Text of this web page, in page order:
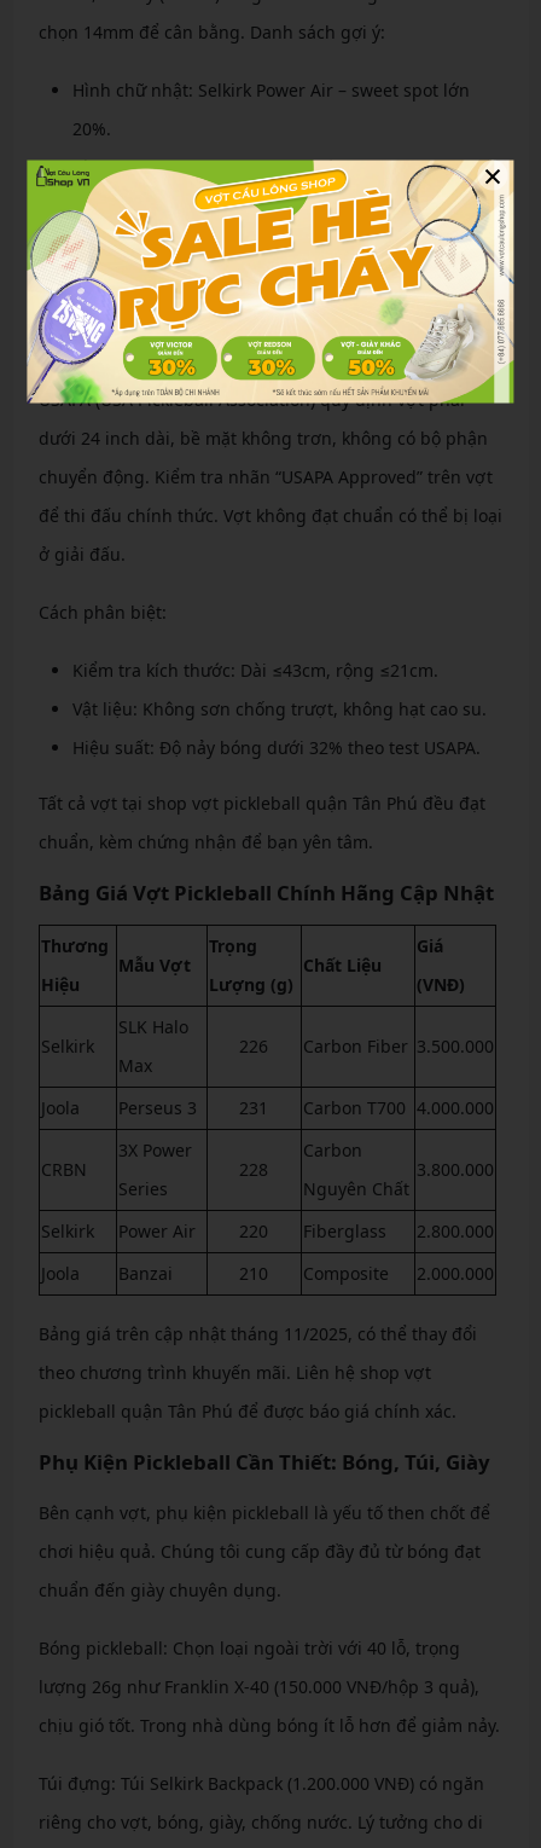
chọn 14mm để cân bằng. Danh sách gợi ý:
Hình chữ nhật: Selkirk Power Air – sweet spot lớn
20%.
Hình teardrop: CRBN 3X – lực đánh mạnh 15%.
Kết hợp: Joola Scorpheus – đa năng cho sân
trong/ngoài.
Thử vung vợt tại cửa hàng để cảm nhận sự khác biệt.
Phân Biệt Vợt Đạt Tiêu Chuẩn USAPA
USAPA (USA Pickleball Association) quy định vợt phải
dưới 24 inch dài, bề mặt không trơn, không có bộ phận
chuyển động. Kiểm tra nhãn “USAPA Approved” trên vợt
để thi đấu chính thức. Vợt không đạt chuẩn có thể bị loại
ở giải đấu.
Cách phân biệt:
Kiểm tra kích thước: Dài ≤43cm, rộng ≤21cm.
Vật liệu: Không sơn chống trượt, không hạt cao su.
Hiệu suất: Độ nảy bóng dưới 32% theo test USAPA.
Tất cả vợt tại shop vợt pickleball quận Tân Phú đều đạt
chuẩn, kèm chứng nhận để bạn yên tâm.
Bảng Giá Vợt Pickleball Chính Hãng Cập Nhật
Thương
Hiệu
Mẫu Vợt
Trọng
Lượng (g)
Chất Liệu
Giá
(VNĐ)
Selkirk
SLK Halo
Max
226 Carbon Fiber 3.500.000
Joola Perseus 3 231 Carbon T700 4.000.000
CRBN
3X Power
Series
228
Carbon
Nguyên Chất
3.800.000
Selkirk Power Air 220 Fiberglass
2.800.000
Joola
Banzai 210 Composite 2.000.000
Bảng giá trên cập nhật tháng 11/2025, có thể thay đổi
theo chương trình khuyến mãi. Liên hệ shop vợt
pickleball quận Tân Phú để được báo giá chính xác.
Phụ Kiện Pickleball Cần Thiết: Bóng, Túi, Giày
Bên cạnh vợt, phụ kiện pickleball là yếu tố then chốt để
chơi hiệu quả. Chúng tôi cung cấp đầy đủ từ bóng đạt
chuẩn đến giày chuyên dụng.
Bóng pickleball: Chọn loại ngoài trời với 40 lỗ, trọng
lượng 26g như Franklin X-40 (150.000 VNĐ/hộp 3 quả),
chịu gió tốt. Trong nhà dùng bóng ít lỗ hơn để giảm nảy.
Túi đựng: Túi Selkirk Backpack (1.200.000 VNĐ) có ngăn
riêng cho vợt, bóng, giày, chống nước. Lý tưởng cho di
×